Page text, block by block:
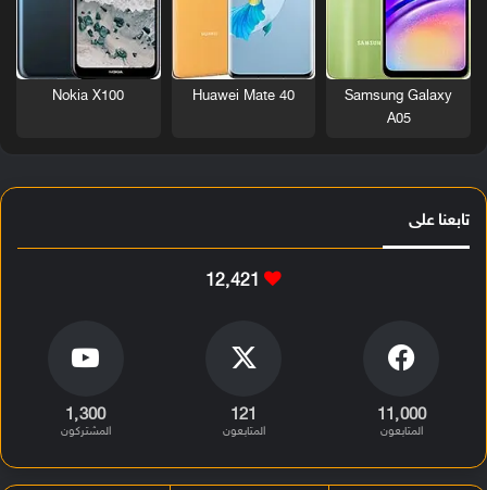
Samsung Galaxy
A05
Huawei Mate 40
Nokia X100
تابعنا على
12٬421
11٬000
المتابعون
121
المتابعون
1٬300
المشتركون